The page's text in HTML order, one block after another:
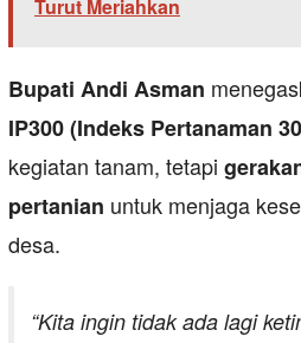
Turut Meriahkan
Bupati Andi Asman
IP300 (Indeks Pertanaman
kegiatan tanam, tetapi
pertanian untuk menjaga
desa.
“Kita ingin tidak ada lagi